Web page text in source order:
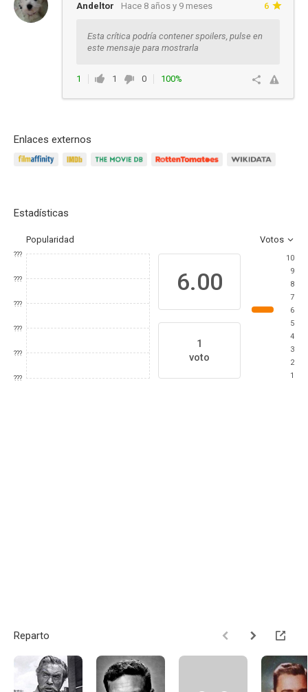
Andeltor Hace 8 años y 9 meses 6
Esta crítica podría contener spoilers, pulse en
este mensaje para mostrarla
1 1 0
100%
Enlaces externos
Estadísticas
Popularidad Votos
???
???
???
???
???
???
6.00
1
voto
10
9
8
7
6
5
4
3
2
1
Reparto